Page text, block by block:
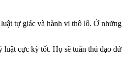
tự giác và hành vi thô lỗ. Ở
cực kỳ tốt. Họ sẽ tuân thủ đạo